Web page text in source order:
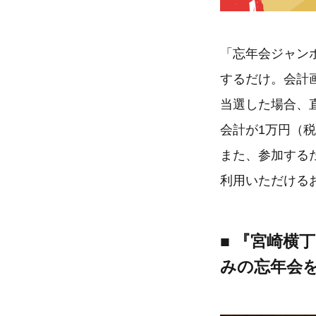
「忘年会ジャ
するだけ。会計
当選した場合、
会計が1万円（
また、参加する
利用いただける
■ 『宮崎横
みの忘年会